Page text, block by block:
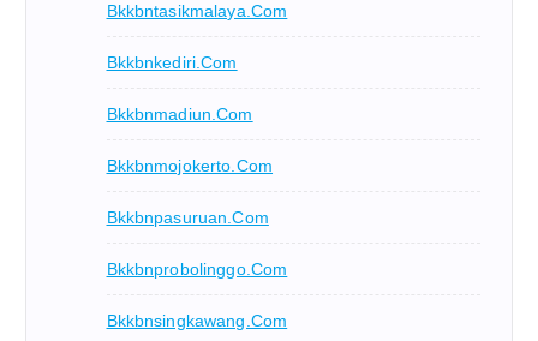
Bkkbntasikmalaya.com
Bkkbnkediri.com
Bkkbnmadiun.com
Bkkbnmojokerto.com
Bkkbnpasuruan.com
Bkkbnprobolinggo.com
Bkkbnsingkawang.com